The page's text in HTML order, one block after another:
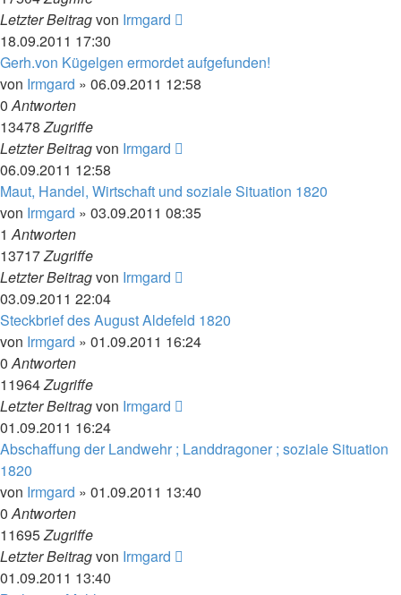
Letzter Beitragvon Irmgard
18.09.2011 17:30
Gerh.von Kügelgen ermordet aufgefunden!
von Irmgard » 06.09.2011 12:58
0Antworten
13478Zugriffe
Letzter Beitragvon Irmgard
06.09.2011 12:58
Maut, Handel, Wirtschaft und soziale Situation 1820
von Irmgard » 03.09.2011 08:35
1Antworten
13717Zugriffe
Letzter Beitragvon Irmgard
03.09.2011 22:04
Steckbrief des August Aldefeld 1820
von Irmgard » 01.09.2011 16:24
0Antworten
11964Zugriffe
Letzter Beitragvon Irmgard
01.09.2011 16:24
Abschaffung der Landwehr ; Landdragoner ; soziale Situation
1820
von Irmgard » 01.09.2011 13:40
0Antworten
11695Zugriffe
Letzter Beitragvon Irmgard
01.09.2011 13:40